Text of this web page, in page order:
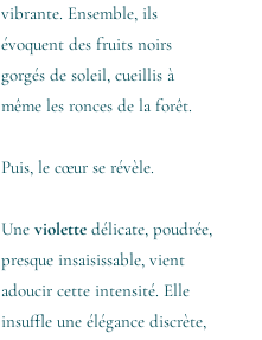
vibrante. Ensemble, ils
évoquent des fruits noirs
gorgés de soleil, cueillis à
même les ronces de la forêt.
Puis, le cœur se révèle.
Une violettedélicate, poudrée,
presque insaisissable, vient
adoucir cette intensité. Elle
insuffle une élégance discrète,